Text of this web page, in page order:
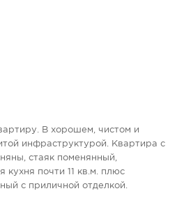
В хорошем, чистом и
инфраструктурой. Квартира с
стаяк поменянный,
кухня почти 11 кв.м. плюс
с приличной отделкой.